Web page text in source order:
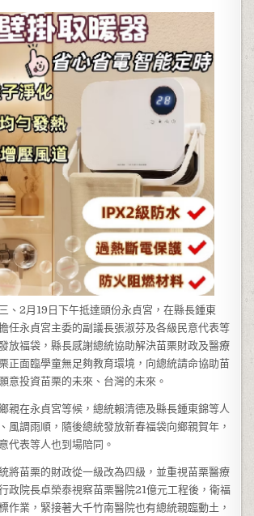
、2月19日下午抵達頭份永貞宮，在縣長鍾東
任永貞宮主委的副議長張淑芬及各級民意代表等
放福袋，縣長感謝總統協助解決苗栗財政及醫療
正面臨學童無足夠教育環境，向總統請命協助苗
意投資苗栗的未來、台灣的未來。
親在永貞宮等候，總統賴清德及縣長鍾東錦等人
風調雨順，隨後總統發放新春福袋向鄉親賀年，
代表等人也到場陪同。
將苗栗的財政從一級改為四級，並重視苗栗醫療
政院長卓榮泰視察苗栗醫院21億元工程後，衛福
作業，緊接著大千竹南醫院也有總統親臨動土，